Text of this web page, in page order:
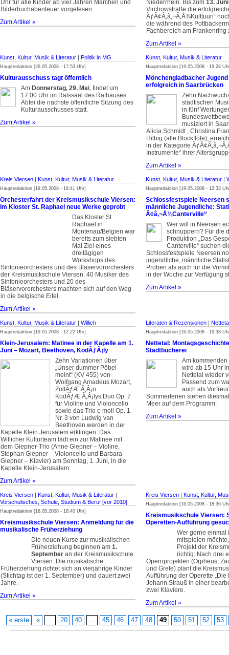
Uhr für alle Kinder ab vier Jahren Märchen und
Bilderbuchabenteuer vorgelesen.
Zum Artikel »
Niederrhein. Bis zum 13. Juni
Virchowstraße die
ÃƒÂ¢Ã‚â‚¬Ã‚Å¾Kulttuuri“
die während des
Fachbereich am Frankenring
Zum Artikel »
Kunst, Kultur, Musik & Literatur | Politik in MG
Hauptredaktion [26.05.2008 - 17:53 Uhr]
Kulturausschuss tagt öffentlich
Am Donnerstag, 29. Mai, findet um
17:00 Uhr im Ratssaal des Rathauses
Abtei die nächste öffentliche Sitzung des
Kulturausschusses statt.
Zum Artikel »
Kunst, Kultur, Musik & Literatur
Hauptredaktion [19.05.2008 - 19:28
Mönchengladbacher
erfolgreich in Saarbrücken
Zehn
städtischen
in fünf
musiziert in
Alicia Schmidt , Christina
Hilbig (alle Blockflöte),
in der Kategorie
Instrumente“ ihrer
Zum Artikel »
Kreis Viersen | Kunst, Kultur, Musik & Literatur
Hauptredaktion [19.05.2008 - 18:41 Uhr]
Orchesterfahrt der Kreismusikschule Viersen:
Im Kloster St. Raphael neue Werke geprobt
Das Kloster St.
Raphael in
Montenau/Belgien war
bereits zum siebten
Mal Ziel eines
dreitägigen
Workshops des
Sinfonieorchesters und des Bläservororchesters
der Kreismusikschule Viersen. 40 Musiker des
Sinfonieorchesters und 20 des
Bläservororchesters machten sich auf den Weg
in die belgische Eifel.
Zum Artikel »
Kunst, Kultur, Musik & Literatur |
Hauptredaktion [19.05.2008 - 12:33
Schlossfestspiele Neersen
männliche Jugendliche:
Ã¢â‚¬Å¾Canterville“
Wer will in Neersen
schnuppern? Für die
Produktion „Das
Canterville“ suchen
Schlossfestspiele Neersen
jugendliche, männliche
Proben als auch für die
in der Woche zur Verfügung
Zum Artikel »
Kunst, Kultur, Musik & Literatur | Willich
Hauptredaktion [19.05.2008 - 12:22 Uhr]
Klein-Jerusalem: Matinee in der Kapelle am 1.
Juni – Mozart, Beethoven, KodÃƒÂ¡ly
Zehn Variationen über
„Unser dummer Pöbel
meint“ (KV 455) von
Wolfgang Amadeus Mozart,
ZoltÃƒÆ’Ã‚Â¡n
KodÃƒÆ’Ã‚Â¡lys Duo Op. 7
für Violine und Violoncello
sowie das Trio c-moll Op. 1
Nr. 3 von Ludwig van
Beethoven werden in der
Kapelle Klein Jerusalem erklingen: Das
Willicher Kulturteam lädt ein zur Matinee mit
dem Giepner-Trio (Anne Giepner – Violine,
Stephan Giepner – Violoncello und Barbara
Giepner – Klavier) am Sonntag, 1. Juni, in die
Kapelle Klein-Jerusalem.
Zum Artikel »
Literaten & Rezensionen |
Hauptredaktion [16.05.2008 - 19:38
Nettetal:
Stadtbücherei
Am kommenden
wird ab 15 Uhr
Nettetal wieder
Passend zum
auch als
Sommerferien stehen
Meer auf dem Programm.
Zum Artikel »
Kreis Viersen | Kunst, Kultur, Musik & Literatur |
Vorschulisches, Schule, Studium & Beruf [vor 2010]
Hauptredaktion [16.05.2008 - 18:40 Uhr]
Kreismusikschule Viersen: Anmeldung für die
musikalische Früherziehung
Die neuen Kurse zur musikalischen
Früherziehung beginnen am 1.
September an der Kreismusikschule
Viersen. Die musikalische
Früherziehung richtet sich an vierjährige Kinder
(Stichtag ist der 1. September) und dauert zwei
Jahre.
Zum Artikel »
Kreis Viersen | Kunst, Kultur,
Hauptredaktion [16.05.2008 - 18:36
Kreismusikschule Viersen:
Operetten-Aufführung
Wer gerne einmal
mitspielen
Projekt der
richtig: Nach drei
Opernprojekten (Orpheus,
und Grete) plant die
Aufführung der Operette „Die
Johann Strauß in einer
zwei Klaviere.
Zum Artikel »
« erste « ... 20 40 ... 45 46 47 48 49 50 51 52 53